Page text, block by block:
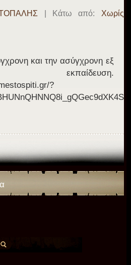
| Κάτω από: Χωρίς
και την ασύγχρονη εξ
εκπαίδευση.
?